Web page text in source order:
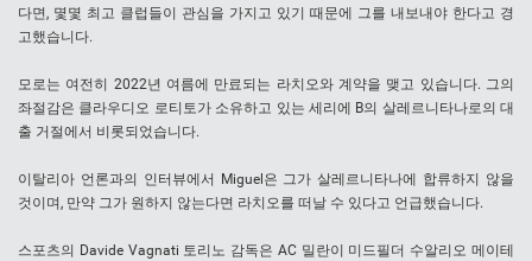
다면, 몇몇 최고 클럽들이 관심을 가지고 있기 때문에 그를 내보내야 한다고 경
고했습니다.
모로는 여전히 2022년 여름에 만료되는 라치오와 계약을 맺고 있습니다. 그의
좌절감은 클라우디오 로티토가 소유하고 있는 세리에 B의 살레르니타나로의 대
출 거절에서 비롯되었습니다.
이탈리아 언론과의 인터뷰에서 Miguel은 그가 살레르니타나에 합류하지 않을
것이며, 만약 그가 원하지 않는다면 라치오를 떠날 수 있다고 언급했습니다.
스포츠의 Davide Vagnati 토리노 감독은 AC 밀란이 미드필더 수알리오 메이테